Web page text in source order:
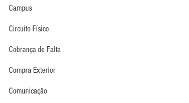
Campus
Circuito Físico
Cobrança de Falta
Compra Exterior
Comunicação